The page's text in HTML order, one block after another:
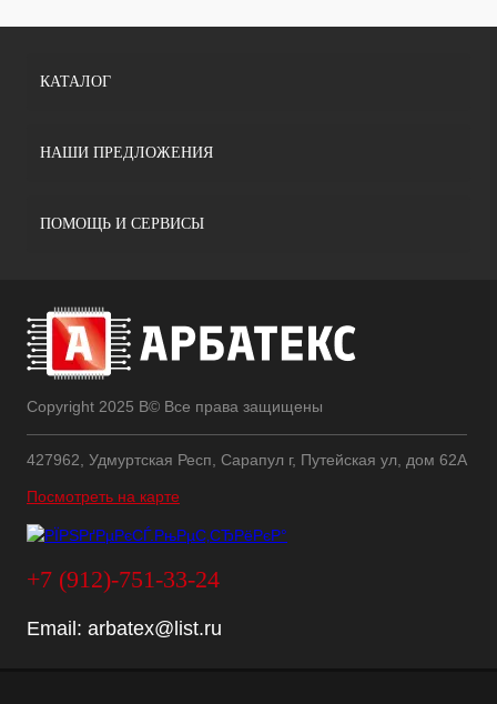
КАТАЛОГ
НАШИ ПРЕДЛОЖЕНИЯ
ПОМОЩЬ И СЕРВИСЫ
Copyright 2025 В© Все права защищены
427962, Удмуртская Респ, Сарапул г, Путейская ул, дом 62А
Посмотреть на карте
+7 (912)-751-33-24
Email: arbatex@list.ru